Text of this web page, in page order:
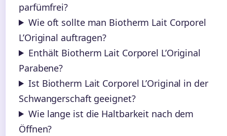
parfümfrei?
Wie oft sollte man Biotherm Lait Corporel
L’Original auftragen?
Enthält Biotherm Lait Corporel L’Original
Parabene?
Ist Biotherm Lait Corporel L’Original in der
Schwangerschaft geeignet?
Wie lange ist die Haltbarkeit nach dem
Öffnen?